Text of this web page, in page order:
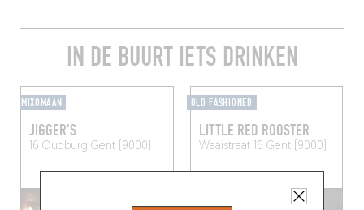
IN DE BUURT IETS DRINKEN
MIXOMAAN
JIGGER'S
16 Oudburg Gent (9000)
OLD FASHIONED
LITTLE RED ROOSTER
Waaistraat 16 Gent (9000)